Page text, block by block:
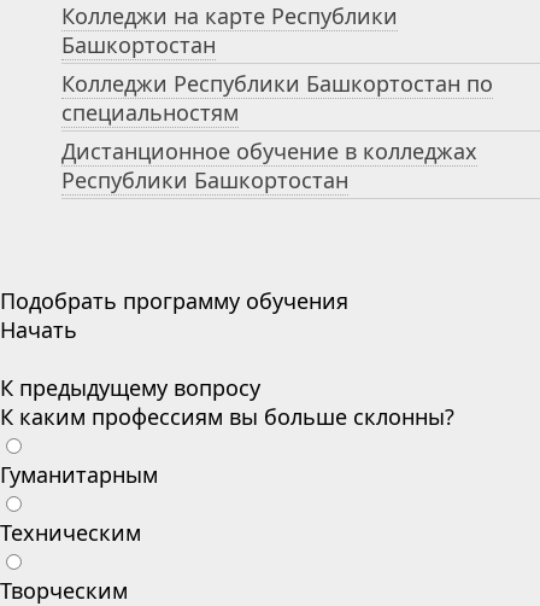
Колледжи на карте Республики
Башкортостан
Колледжи Республики Башкортостан по
специальностям
Дистанционное обучение в колледжах
Республики Башкортостан
Подобрать программу обучения
Начать
К предыдущему вопросу
К каким профессиям вы больше склонны?
Гуманитарным
Техническим
Творческим